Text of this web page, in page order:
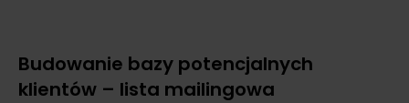
Budowanie bazy potencjalnych
klientów – lista mailingowa